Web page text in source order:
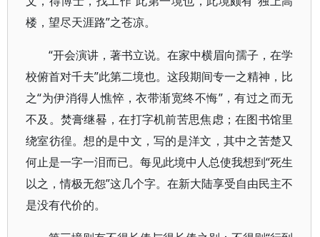
楼，望尽天涯路”之苍凉。
“开会演讲，著书立说。在家中横眉向孺子，在学
校俯首对千夫”此第二境也。这段期间专一之精神，比
之“为伊消得人憔悴，衣带渐宽终不悔”，有过之而无
不及。焚膏继晷，在打字机前苦思焦虑；在图书馆里
绕室彷徨。想的是中文，写的是洋文，其中之苦楚又
何止是一字一泪而已。每见此境中人总使我想到“死生
以之，情极无怨”这几个字。在新大陆享受自由民主不
是没有代价的。